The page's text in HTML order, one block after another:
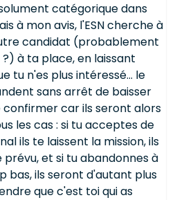
catégorique dans
à mon avis, l'ESN cherche à
candidat (probablement
à ta place, en laissant
tu n'es plus intéressé... le
sans arrêt de baisser
confirmer car ils seront alors
les cas : si tu acceptes de
ils te laissent la mission, ils
et si tu abandonnes à
bas, ils seront d'autant plus
que c'est toi qui as